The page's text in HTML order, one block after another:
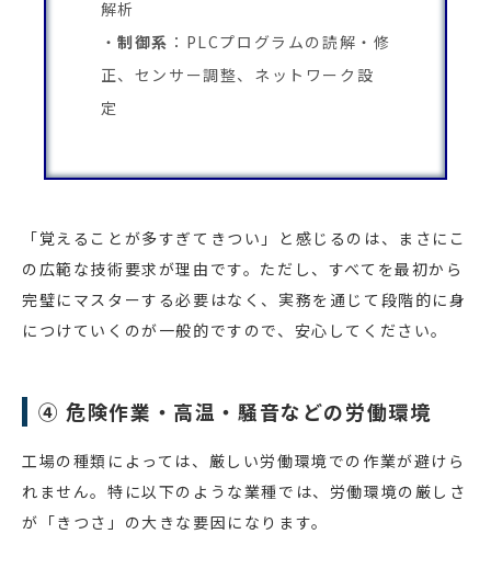
解析
制御系 ：PLCプログラムの読解・修
正、センサー調整、ネットワーク設
定
「覚えることが多すぎてきつい」と感じるのは、まさにこ
の広範な技術要求が理由です。ただし、すべてを最初から
完璧にマスターする必要はなく、実務を通じて段階的に身
につけていくのが一般的ですので、安心してください。
④ 危険作業・高温・騒音などの労働環境
工場の種類によっては、厳しい労働環境での作業が避けら
れません。特に以下のような業種では、労働環境の厳しさ
が「きつさ」の大きな要因になります。